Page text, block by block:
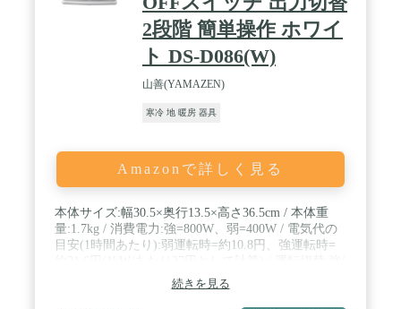
レ キッチン 寝室 バスルーム 洗面所 リビング な
ど、いろんな場所に設置ができます。勉強やお仕事
を頑張る方や、寒い時期に起こるヒートショック予
防に強い味方です。●贈り物にも最適：シンプルな
デザインと清潔感のあるホワイトカラーなので、贈
も一緒にお届けできます。 / 【商品名】TOHO ビー
の長】約1.8m【外形寸法】約230(W)x約184(D)x約
253(H)m【電源】AC100v 50Hz/60Hz【消費電力】
度調整】手動約20度【安全装置】転倒OFFスイッ
チ・湿度ヒューズ・温度過昇検知サーモスタット
2段階 簡単操作 ホワイ
ト DS-D086(W)
山善(YAMAZEN)
寒冷 地 暖房 器具
Amazonで詳しく見る
本体サイズ:幅30.5×奥行13.5×高さ36.5cm / 本体重
量:1.7kg / 消費電力:強=800W、弱=400W / 電気代の
目安(1時間あたり):弱運転時=約10.8円、強運転時=
弱 / 電源コード長さ:約1.6m続きを見る